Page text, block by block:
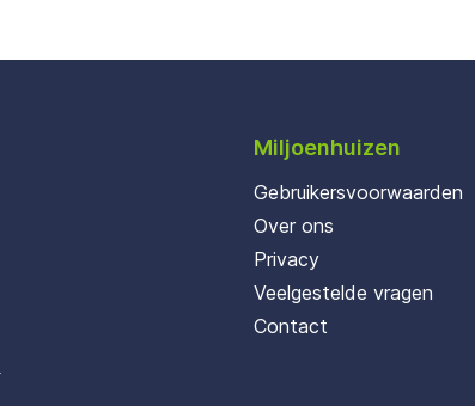
Miljoenhuizen
Gebruikersvoorwaarden
Over ons
Privacy
Veelgestelde vragen
Contact